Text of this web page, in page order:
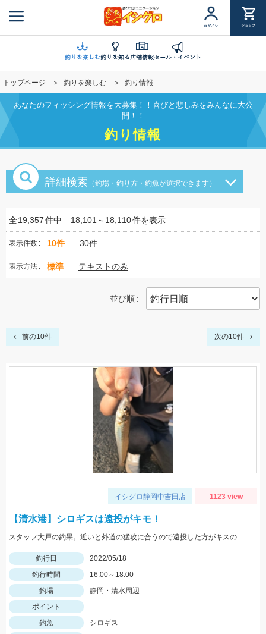
ン
に
移
動
ログイン ショップ
釣りを楽しむ釣りを知る店舗情報セール・イベント
トップページ 釣りを楽しむ 釣り情報
あなたのフィッシング情報を大募集！！喜びと悲しみをみんなに大公
開！！
釣り情報
詳細検索 （釣場・釣り方・釣魚が選択できます）
全19,357件中 18,101～18,110件を表示
表示件数 10件 30件
表示方法 標準 テキストのみ
並び順
前の10件 次の10件
イシグロ静岡中吉田店 1123 view
【清水港】シロギスは遠投がキモ！
スタッフ大戸の釣果。近いと外道の猛攻に合うので遠投した方がキスのアタリが出る。イシグロの赤イソメ使用。
釣行日
2022/05/18
釣行時間
16:00～18:00
釣場
静岡・清水周辺
ポイント
釣魚
シロギス